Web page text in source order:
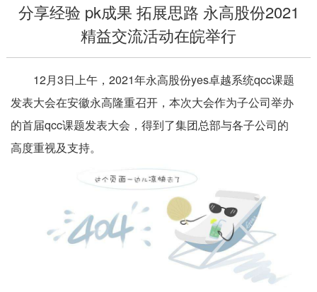
分享经验 pk成果 拓展思路 永高股份2021
精益交流活动在皖举行
12月3日上午， 2021年永高股份yes卓越系统qcc课题
发表大会在安徽永高隆重召开，本次大会作为子公司举办
的首届qcc课题发表大会，得到了集团总部与各子公司的
高度重视及支持。